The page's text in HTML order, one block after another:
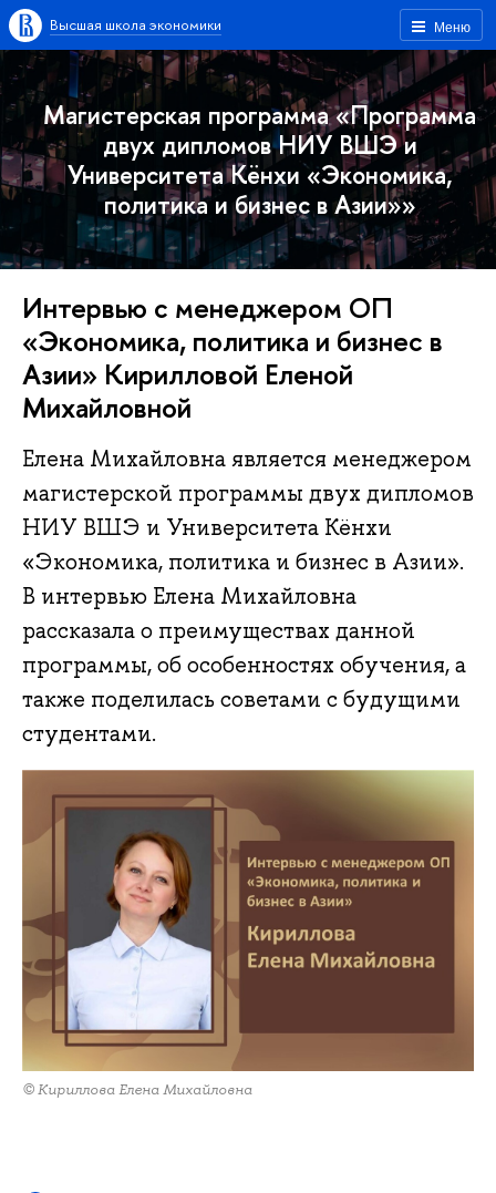
Меню
Высшая школа экономики
Магистерская программа «Программа
двух дипломов НИУ ВШЭ и
Университета Кёнхи «Экономика,
политика и бизнес в Азии»»
Интервью с менеджером ОП
«Экономика, политика и бизнес в
Азии» Кирилловой Еленой
Михайловной
Елена Михайловна является менеджером
магистерской программы двух дипломов
НИУ ВШЭ и Университета Кёнхи
«Экономика, политика и бизнес в Азии».
В интервью Елена Михайловна
рассказала о преимуществах данной
программы, об особенностях обучения, а
также поделилась советами с будущими
студентами.
© Кириллова Елена Михайловна